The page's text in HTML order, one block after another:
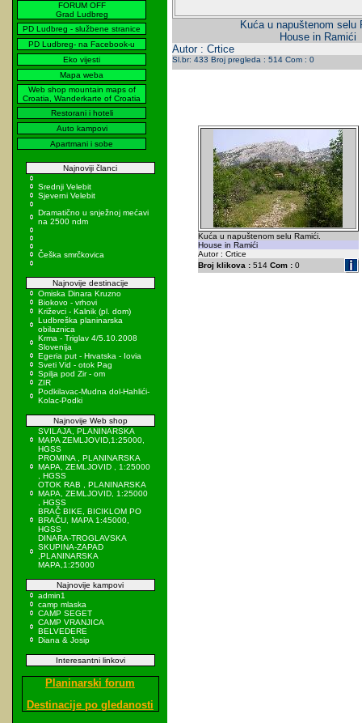
FORUM OFF
Grad Ludbreg
PD Ludbreg - službene stranice
PD Ludbreg- na Facebook-u
Eko vijesti
Mapa weba
Web shop mountain maps of
Croatia, Wanderkarte of Croatia
Restorani i hoteli
Auto kampovi
Apartmani i sobe
Najnoviji članci
Srednji Velebit
Sjeverni Velebit
Dramatično u snježnoj mećavi
na 2500 ndm
Češka smrčkovica
Najnovije destinacije
Omiska Dinara Kruzno
Biokovo - vrhovi
Križevci - Kalnik (pl. dom)
Ludbreška planinarska
obilaznica
Krma - Triglav 4/5.10.2008
Slovenija
Egeria put - Hrvatska - Iovia
Sveti Vid - otok Pag
Spilja pod Zir - om
ZIR
Podkilavac-Mudna dol-Hahlići-
Kolac-Podki
Najnovije Web shop
SVILAJA, PLANINARSKA
MAPA ZEMLJOVID,1:25000,
HGSS
PROMINA , PLANINARSKA
MAPA, ZEMLJOVID , 1:25000
, HGSS
OTOK RAB , PLANINARSKA
MAPA, ZEMLJOVID, 1:25000
, HGSS
BRAČ BIKE, BICIKLOM PO
BRAČU, MAPA 1:45000,
HGSS
DINARA-TROGLAVSKA
SKUPINA-ZAPAD
,PLANINARSKA
MAPA,1:25000
Najnovije kampovi
admin1
camp mlaska
CAMP SEGET
CAMP VRANJICA
BELVEDERE
Diana & Josip
Interesantni linkovi
Planinarski forum
Destinacije po gledanosti
Kuća u napuštenom selu
House in Ramići
Autor : Crtice
Sl.br: 433 Broj pregleda : 514 Com : 0
Kuća u napuštenom selu Ramići.
House in Ramići
Autor : Crtice
Broj klikova :514 Com :0